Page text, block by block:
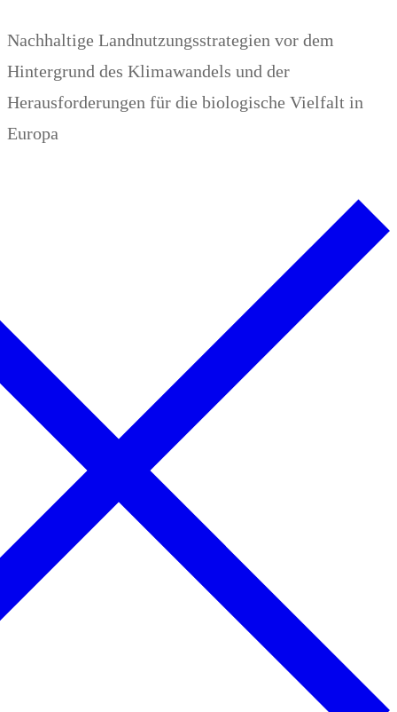
Inhalt
springen
Nachhaltige Landnutzungsstrategien vor dem
Hintergrund des Klimawandels und der
Herausforderungen für die biologische Vielfalt in
Europa